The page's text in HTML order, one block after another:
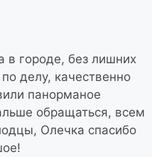
в городе, без лишних
делу, качественно
панорманое
обращаться, всем
Олечка спасибо